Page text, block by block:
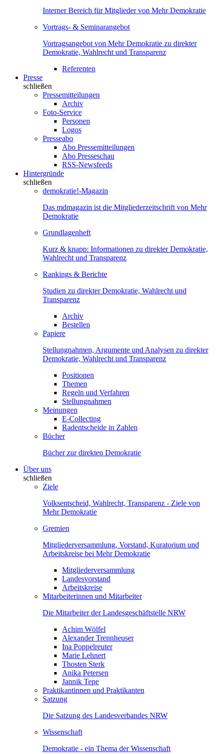
Interner Bereich für Mitglieder von Mehr Demokratie
Vortrags- & Seminarangebot
Vortragsangebot von Mehr Demokratie zu direkter
Demokratie, Wahlrecht und Transparenz
Referenten
Presse
schließen
Pressemitteilungen
Archiv
Foto-Service
Personen
Logos
Presseabo
Abo Pressemitteilungen
Abo Presseschau
RSS-Newsfeeds
Hintergründe
schließen
demokratie!-Magazin
Das mdmagazin ist die Mitgliederzeitschrift von Mehr
Demokratie
Grundlagenheft
Kurz & knapp: Informationen zu direkter Demokratie,
Wahlrecht und Transparenz
Rankings & Berichte
Studien zu direkter Demokratie, Wahlrecht und
Transparenz
Archiv
Bestellen
Papiere
Stellungnahmen, Argumente und Analysen zu direkter
Demokratie, Wahlrecht und Transparenz
Positionen
Themen
Regeln und Verfahren
Stellungnahmen
Meinungen
E-Collecting
Radentscheide in Zahlen
Bücher
Bücher zur direkten Demokratie
Über uns
schließen
Ziele
Volksentscheid, Wahlrecht, Transparenz - Ziele von
Mehr Demokratie
Gremien
Mitgliederversammlung, Vorstand, Kuratorium und
Arbeitskreise bei Mehr Demokratie
Mitgliederversammlung
Landesvorstand
Arbeitskreise
Mitarbeiterinnen und Mitarbeiter
Die Mitarbeiter der Landesgeschäftstelle NRW
Achim Wölfel
Alexander Trennheuser
Ina Poppelreuter
Marie Lehnert
Thosten Sterk
Anika Petersen
Jannik Tepe
Praktikantinnen und Praktikanten
Satzung
Die Satzung des Landesverbandes NRW
Wissenschaft
Demokratie - ein Thema der Wissenschaft